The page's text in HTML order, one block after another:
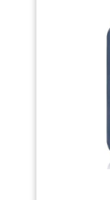
220 °C 【
antiadhésif】 La
moule est en
antiadhésif, le moule
est lisse et
aliments ne collent
l'utilisation, ce qui est
nettoyer, et lors de la
gâteaux, le
facile, assurant
complète du
nourriture préparée
belle et délicieuse. 【
utiliser】 Le moule à